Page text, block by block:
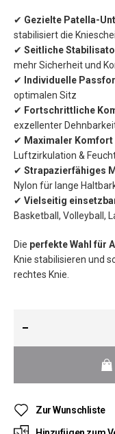
✔ Gezielte Patella-
stabilisiert die
✔ Seitliche
mehr Sicherheit und
✔
Individuelle
optimalen Sitz
✔ Fortschrittliche
exzellenter
✔ Maximaler Komfort
Luftzirkulation &
✔ Strapazierfähiges
Nylon für lange
✔ Vielseitig
Basketball, Volleyball,
Die perfekte Wahl für
Knie stabilisieren und
rechtes Knie.
Zur Wunschliste